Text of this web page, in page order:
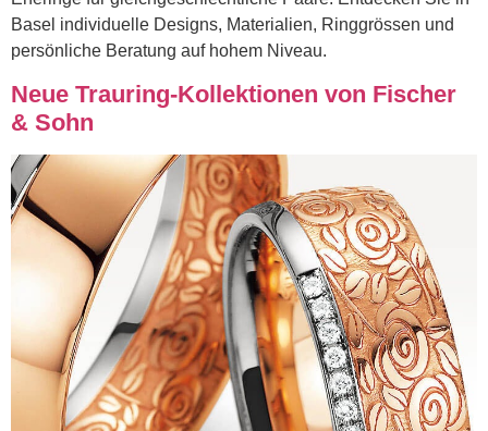
Basel individuelle Designs, Materialien, Ringgrössen und
persönliche Beratung auf hohem Niveau.
Neue Trauring-Kollektionen von Fischer
& Sohn